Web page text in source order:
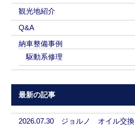
観光地紹介
Q&A
納車整備事例
駆動系修理
最新の記事
2026.07.30 ジョルノ オイル交換